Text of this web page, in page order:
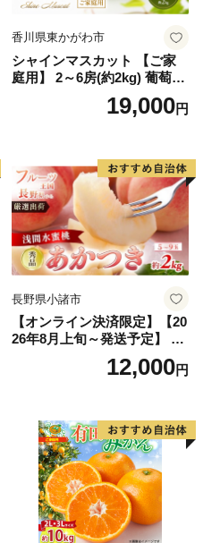
香川県東かがわ市
シャインマスカット 【ご家
庭用】 2～6房(約2kg) 葡萄 ぶ
どう ブドウ フルーツ 果物 く
だもの 果実 旬の果物 旬のフ
19,000円
長野県小諸市
【オンライン決済限定】【20
26年8月上旬～発送予定】 先
行予約 「浅間水蜜桃プレミ
アム」 もも あかつき 秀品 約
果肉 長野県産 小諸市
12,000円